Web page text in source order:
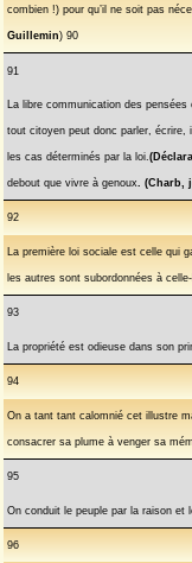
combien !) pour qu’il ne soit pas
Guillemin) 90
91
La libre communication des
tout citoyen peut donc parler, écrire,
les cas déterminés par la loi.
debout que vivre à genoux. (Charb,
92
La première loi sociale est celle qui
les autres sont subordonnées à
93
La propriété est odieuse dans son
94
On a tant tant calomnié cet illustre
consacrer sa plume à venger sa
95
On conduit le peuple par la raison et
96